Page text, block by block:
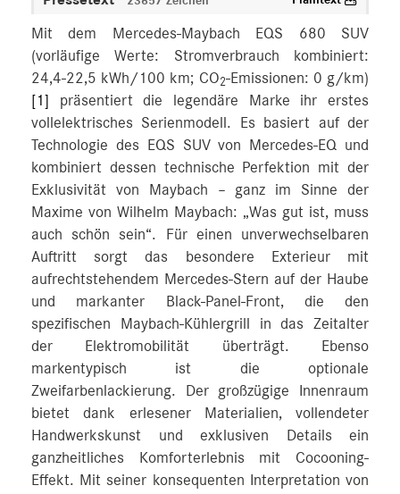
Mit dem Mercedes-Maybach EQS 680 SUV
(vorläufige Werte: Stromverbrauch kombiniert:
24,4-22,5 kWh/100 km; CO2-Emissionen: 0 g/km)
[1]
präsentiert die legendäre Marke ihr erstes
vollelektrisches Serienmodell. Es basiert auf der
Technologie des EQS SUV von Mercedes-EQ und
kombiniert dessen technische Perfektion mit der
Exklusivität von Maybach – ganz im Sinne der
Maxime von Wilhelm Maybach: „Was gut ist, muss
auch schön sein“. Für einen unverwechselbaren
Auftritt sorgt das besondere Exterieur mit
aufrechtstehendem Mercedes-Stern auf der Haube
und markanter Black-Panel-Front, die den
spezifischen Maybach-Kühlergrill in das Zeitalter
der Elektromobilität überträgt. Ebenso
markentypisch ist die optionale
Zweifarbenlackierung. Der großzügige Innenraum
bietet dank erlesener Materialien, vollendeter
Handwerkskunst und exklusiven Details ein
ganzheitliches Komforterlebnis mit Cocooning-
Effekt. Mit seiner konsequenten Interpretation von